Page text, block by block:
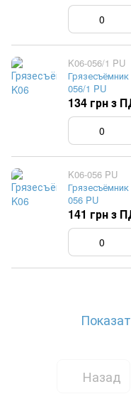
K06-056/1 PU
056/1 PU
134 грн з
K06-056 PU
056 PU
141 грн з
Назад